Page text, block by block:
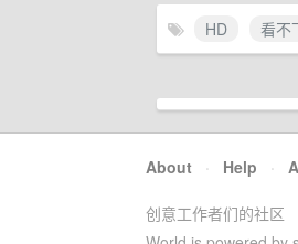
HD 看不
About · Help ·
创意工作者们的社区